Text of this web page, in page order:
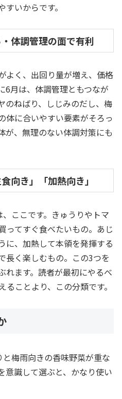
いからです。
体調管理の面で有利
よく、出回り量が増え、価格
6月は、体調管理ともつなが
のねばり、しじみのだし、梅
体に合いやすい要素がそろっ
が、無理のない体調対策にも
向き」「加熱向き」
ここです。きゅうりやトマ
ってすぐ食べたいもの。あじ
に、加熱して本領を発揮する
長く楽しむもの。この3つを
れます。読者が最初にやるべ
ことより、この分類です。
梅雨向きの香味野菜が重な
意識して選ぶと、かなり使い